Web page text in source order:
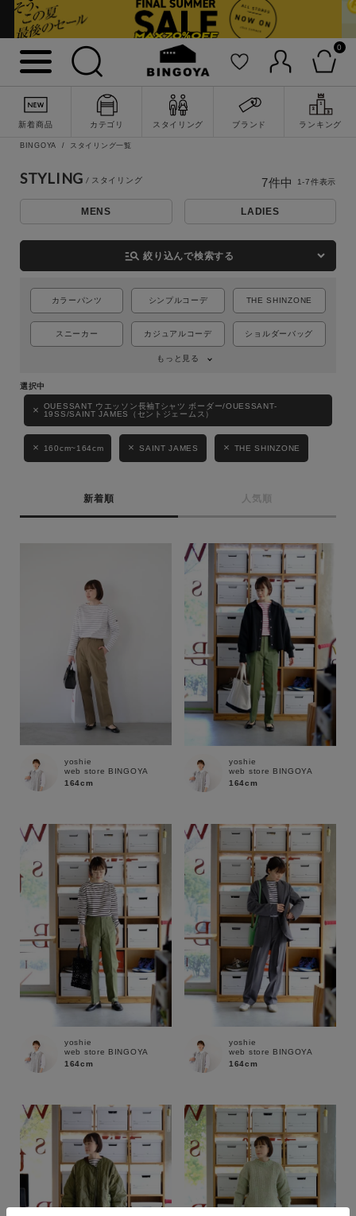
0
新着商品 カテゴリ スタイリング ブランド ランキング
MENS KIDS
カテゴリ
ブランド
BINGOYA スタイリング一覧
STYLING
MENS LADIES
manage_search 絞り込んで検索する
カラーパンツ シンプルコーデ THE SHINZONE
スニーカー カジュアルコーデ ショルダーバッグ
もっと見る
OUESSANT ウエッソン長袖Tシャツ ボーダー/OUESSANT-
19SS/SAINT JAMES（セントジェームス）
160cm~164cm SAINT JAMES THE SHINZONE
新着順 人気順
7件中 1-7件表示
yoshie
web store BINGOYA
164cm
yoshie
web store BINGOYA
164cm
yoshie
web store BINGOYA
164cm
yoshie
web store BINGOYA
164cm